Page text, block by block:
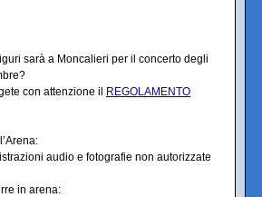
sarà a Moncalieri per il concerto degli
con attenzione il
REGOLAMENTO
audio e fotografie non autorizzate
in arena: